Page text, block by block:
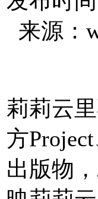
来源：
莉莉云
方
出版物